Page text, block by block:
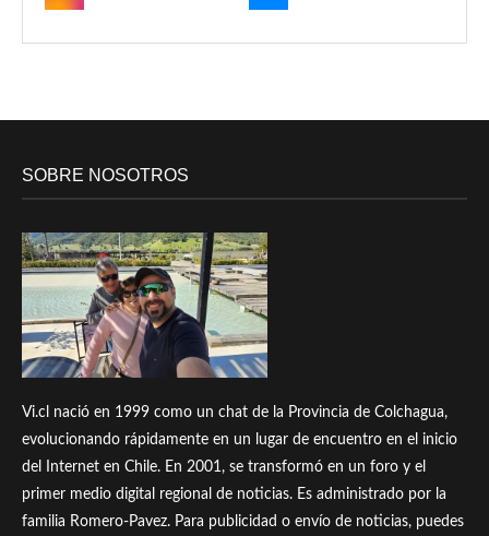
SOBRE NOSOTROS
Vi.cl nació en 1999 como un chat de la Provincia de Colchagua,
evolucionando rápidamente en un lugar de encuentro en el inicio
del Internet en Chile. En 2001, se transformó en un foro y el
primer medio digital regional de noticias. Es administrado por la
familia Romero-Pavez. Para publicidad o envío de noticias, puedes